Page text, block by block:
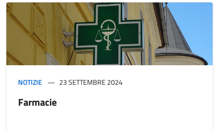
NOTIZIE 23 SETTEMBRE 2024
Farmacie